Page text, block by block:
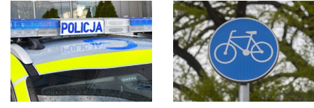
pokoleń